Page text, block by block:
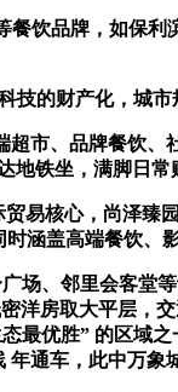
品牌，如保利
财产化，城市
、品牌餐饮、
铁坐，满脚日常
核心，尚泽臻
盖高端餐饮、
、邻里会客堂
房取大平层，
最优胜” 的区域
通车，此中万象